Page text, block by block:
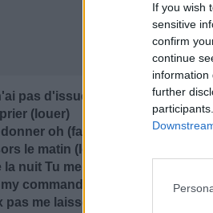
If you wish
sensitive
confirm
continue
information
further
pas d'issues et la vie me met la
(louer)
oh (faut louer)
le matin (louer)
la nuit Tu me protèges oh (louer)
commando (louer)
pas me laisser oh (faut louer)